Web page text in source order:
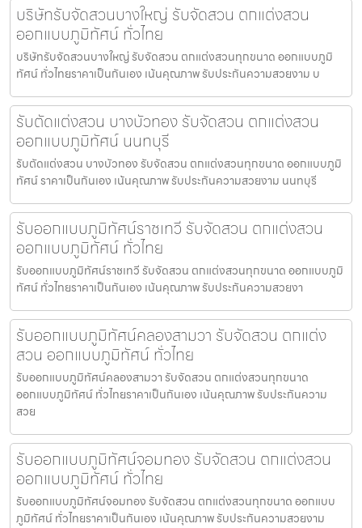
บริษัทรับจัดสวนบางใหญ่ รับจัดสวน ตกแต่งสวน
ออกแบบภูมิทัศน์ ทั่วไทย
บริษัทรับจัดสวนบางใหญ่ รับจัดสวน ตกแต่งสวนทุกขนาด ออกแบบภูมิ
ทัศน์ ทั่วไทยราคาเป็นกันเอง เน้นคุณภาพ รับประกันความสวยงาม บ
รับตัดแต่งสวน บางบัวทอง รับจัดสวน ตกแต่งสวน
ออกแบบภูมิทัศน์ นนทบุรี
รับตัดแต่งสวน บางบัวทอง รับจัดสวน ตกแต่งสวนทุกขนาด ออกแบบภูมิ
ทัศน์ ราคาเป็นกันเอง เน้นคุณภาพ รับประกันความสวยงาม นนทบุรี
รับออกแบบภูมิทัศน์ราชเทวี รับจัดสวน ตกแต่งสวน
ออกแบบภูมิทัศน์ ทั่วไทย
รับออกแบบภูมิทัศน์ราชเทวี รับจัดสวน ตกแต่งสวนทุกขนาด ออกแบบภูมิ
ทัศน์ ทั่วไทยราคาเป็นกันเอง เน้นคุณภาพ รับประกันความสวยงา
รับออกแบบภูมิทัศน์คลองสามวา รับจัดสวน ตกแต่ง
สวน ออกแบบภูมิทัศน์ ทั่วไทย
รับออกแบบภูมิทัศน์คลองสามวา รับจัดสวน ตกแต่งสวนทุกขนาด
ออกแบบภูมิทัศน์ ทั่วไทยราคาเป็นกันเอง เน้นคุณภาพ รับประกันความ
สวย
รับออกแบบภูมิทัศน์จอมทอง รับจัดสวน ตกแต่งสวน
ออกแบบภูมิทัศน์ ทั่วไทย
รับออกแบบภูมิทัศน์จอมทอง รับจัดสวน ตกแต่งสวนทุกขนาด ออกแบบ
ภูมิทัศน์ ทั่วไทยราคาเป็นกันเอง เน้นคุณภาพ รับประกันความสวยงาม